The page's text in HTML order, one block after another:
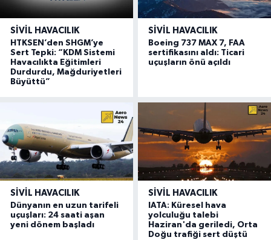
SIVIL HAVACILIK
HTKSEN’den SHGM’ye
Sert Tepki: “KDM Sistemi
Havacılıkta Eğitimleri
Durdurdu, Mağduriyetleri
Büyüttü”
SIVIL HAVACILIK
Boeing 737 MAX 7, FAA
sertifikasını aldı: Ticari
uçuşların önü açıldı
SIVIL HAVACILIK
Dünyanın en uzun tarifeli
uçuşları: 24 saati aşan
yeni dönem başladı
SIVIL HAVACILIK
IATA: Küresel hava
yolculuğu talebi
Haziran'da geriledi, Orta
Doğu trafiği sert düştü